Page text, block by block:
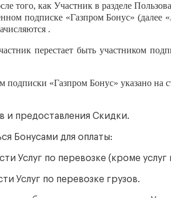
того, как Участник в разделе
подписке «Газпром Бонус»
.
перестает быть участником
подписки «Газпром Бонус» указано на
и предоставления Скидки.
Бонусами для оплаты:
Услуг по перевозке (кроме услуг
Услуг по перевозке грузов.